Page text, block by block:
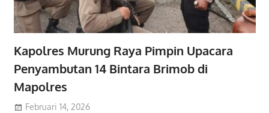
Kapolres Murung Raya Pimpin Upacara
Penyambutan 14 Bintara Brimob di
Mapolres
Februari 14, 2026